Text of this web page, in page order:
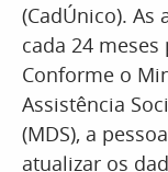
(CadÚnico). As
cada 24
Conforme o
Assistência
(MDS), a
atualizar os